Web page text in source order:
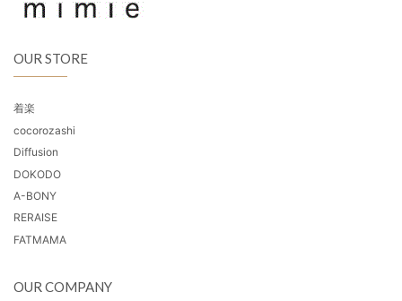
OUR STORE
着楽
cocorozashi
Diffusion
DOKODO
A-BONY
RERAISE
FATMAMA
OUR COMPANY